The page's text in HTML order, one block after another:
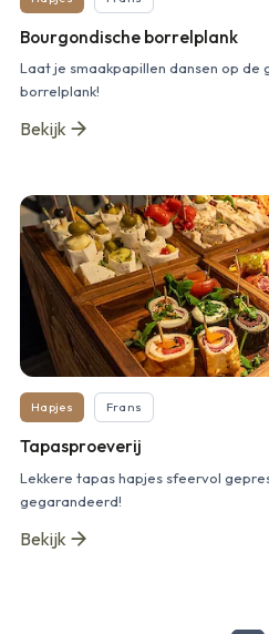
Bourgondische borrelplank
Laat je smaakpapillen dansen op de
borrelplank!
Bekijk
Hapjes Frans
Tapasproeverij
Lekkere tapas hapjes sfeervol
gegarandeerd!
Bekijk